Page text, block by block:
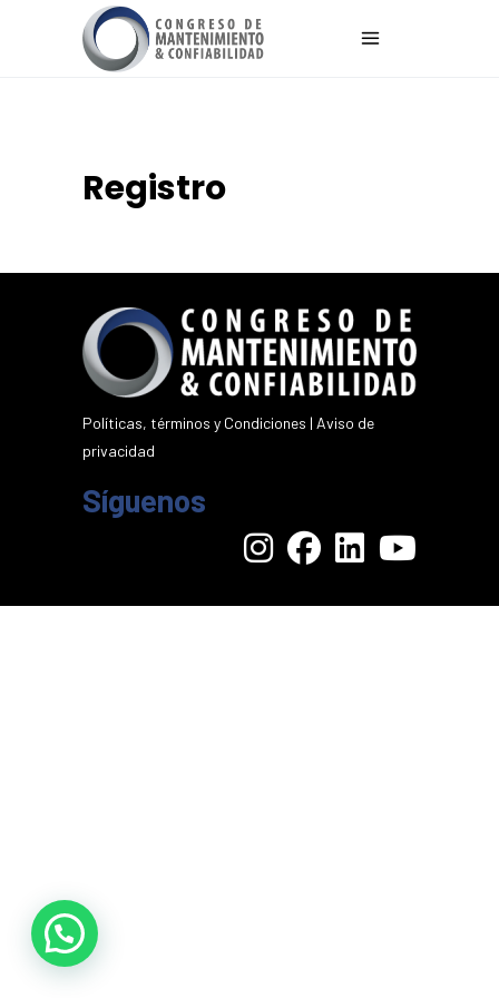
Registro
Políticas, términos y Condiciones | Aviso de
privacidad
Síguenos